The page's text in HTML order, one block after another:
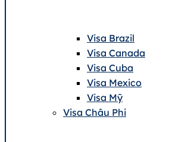
Visa Brazil
Visa Canada
Visa Cuba
Visa Mexico
Visa Mỹ
Visa Châu Phi